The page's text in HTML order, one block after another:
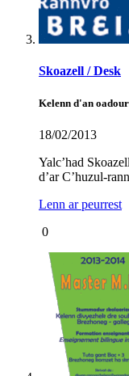
Skoazell / Desk
Kelenn d'an
18/02/2013
Yalc’had
d’ar C’huzul-
Lenn ar peurrest
0